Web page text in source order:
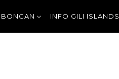
INFO GILI ISLANDS